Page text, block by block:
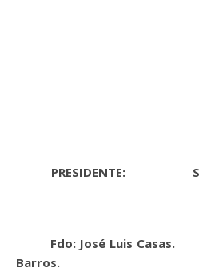
PRESIDENTE:
Fdo: José Luis
Barros.